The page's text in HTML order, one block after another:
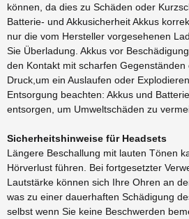
können, da dies zu Schäden oder
Batterie- und Akkusicherheit Akkus
nur die vom Hersteller vorgesehenen
Sie Überladung. Akkus vor
den Kontakt mit scharfen
Druck,um ein Auslaufen oder
Entsorgung beachten: Akkus und
entsorgen, um Umweltschäden zu
Sicherheitshinweise für Headsets
Längere Beschallung mit lauten Tönen
Hörverlust führen. Bei fortgesetzter
Lautstärke können sich Ihre Ohren an
was zu einer dauerhaften Schädigung
selbst wenn Sie keine Beschwerden